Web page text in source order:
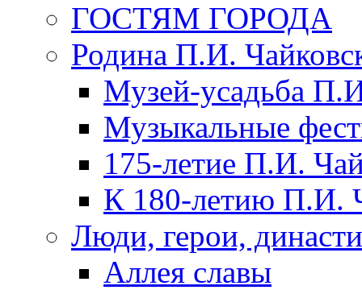
ГОСТЯМ ГОРОДА
Родина П.И.
Музей-усадьба
Музыкальные
175-летие П.И.
К 180-летию П.И.
Люди, герои,
Аллея славы